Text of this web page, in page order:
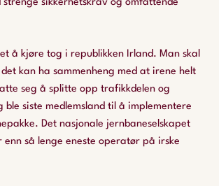
strenge sikkerhetskrav og omfattende
å kjøre tog i republikken Irland. Man skal
kan ha sammenheng med at irene helt
seg å splitte opp trafikkdelen og
ble siste medlemsland til å implementere
Det nasjonale jernbaneselskapet
enn så lenge eneste operatør på irske